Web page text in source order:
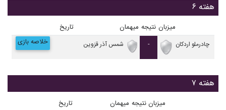
هفته ۶
میزبان نتیجه میهمان تاریخ
چادرملو اردکان - شمس آذر قزوین خلاصه بازی
هفته ۷
میزبان نتیجه میهمان تاریخ